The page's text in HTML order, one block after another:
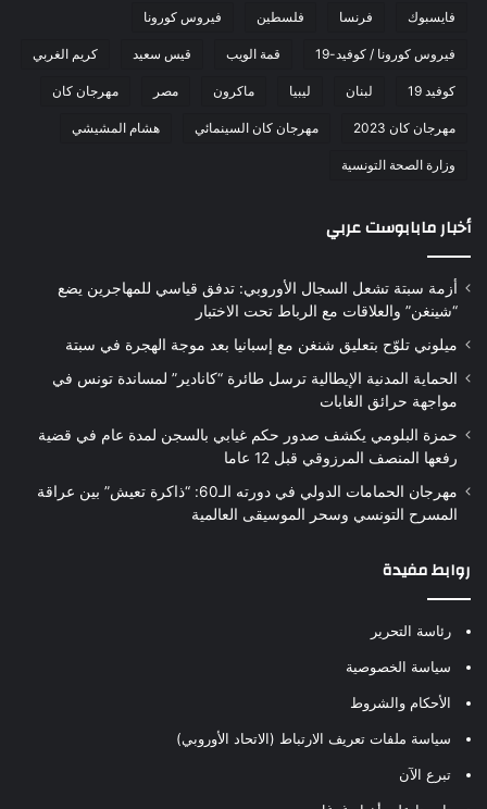
فايسبوك فرنسا فلسطين فيروس كورونا
فيروس كورونا / كوفيد-19 قمة الويب قيس سعيد كريم الغربي
كوفيد 19 لبنان ليبيا ماكرون مصر مهرجان كان
مهرجان كان 2023 مهرجان كان السينمائي هشام المشيشي
وزارة الصحة التونسية
أخبار مابابوست عربي
أزمة سبتة تشعل السجال الأوروبي: تدفق قياسي للمهاجرين يضع
“شينغن” والعلاقات مع الرباط تحت الاختبار
ميلوني تلوّح بتعليق شنغن مع إسبانيا بعد موجة الهجرة في سبتة
الحماية المدنية الإيطالية ترسل طائرة “كانادير” لمساندة تونس في
مواجهة حرائق الغابات
حمزة البلومي يكشف صدور حكم غيابي بالسجن لمدة عام في قضية
رفعها المنصف المرزوقي قبل 12 عاما
مهرجان الحمامات الدولي في دورته الـ60: “ذاكرة تعيش” بين عراقة
المسرح التونسي وسحر الموسيقى العالمية
روابط مفيدة
رئاسة التحرير
سياسة الخصوصية
الأحكام والشروط
سياسة ملفات تعريف الارتباط (الاتحاد الأوروبي)
تبرع الآن